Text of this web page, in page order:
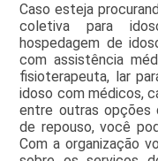
Caso esteja
coletiva para
hospedagem de
com assistência
fisioterapeuta, lar
idoso com médicos,
entre outras opções
de repouso, você
Com a organização